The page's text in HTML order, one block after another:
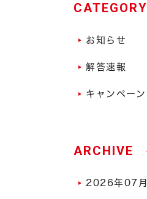
CATEGORY
お知らせ
解答速報
キャンペーン
ARCHIVE
2026年07月